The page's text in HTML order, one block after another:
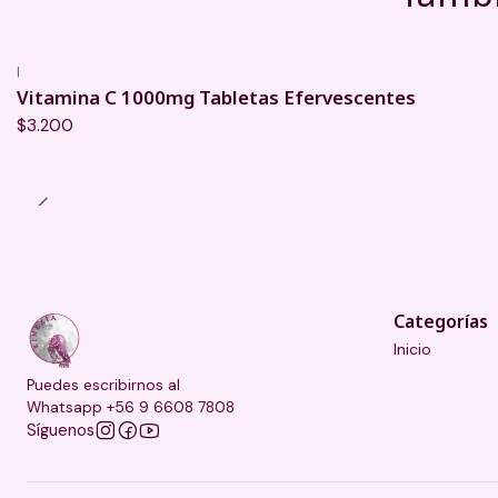
|
Vitamina C 1000mg Tabletas Efervescentes
$3.200
Puedes escribirnos al
Whatsapp +56 9 6608 7808
Síguenos
Categorías
Inicio